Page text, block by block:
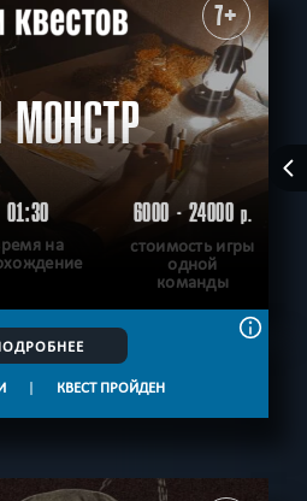
7+
01:30
на
6000 - 24000р.
стоимость игры
одной
команды
| КВЕСТ ПРОЙДЕН